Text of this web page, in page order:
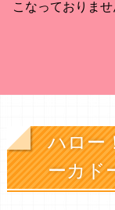
こなっておりま
ハロー
ーカド